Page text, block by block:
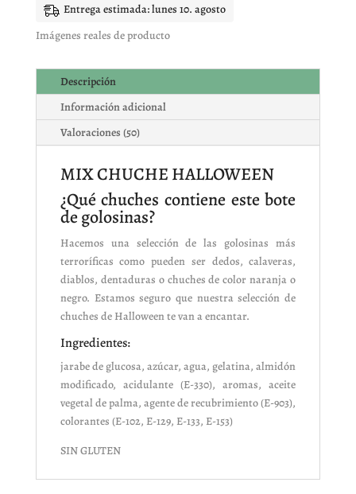
Entrega estimada: lunes 10. agosto
Imágenes reales de producto
Descripción
Información adicional
Valoraciones (50)
MIX CHUCHE HALLOWEEN
¿Qué chuches contiene este bote
de golosinas?
Hacemos una selección de las golosinas más
terroríficas como pueden ser dedos, calaveras,
diablos, dentaduras o chuches de color naranja o
negro. Estamos seguro que nuestra selección de
chuches de Halloween te van a encantar.
Ingredientes:
jarabe de glucosa, azúcar, agua, gelatina, almidón
modificado, acidulante (E-330), aromas, aceite
vegetal de palma, agente de recubrimiento (E-903),
colorantes (E-102, E-129, E-133, E-153)
SIN GLUTEN